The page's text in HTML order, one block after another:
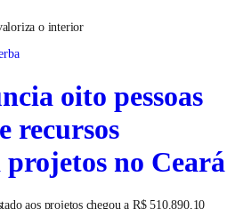
o interior
oito pessoas
recursos
projetos no Ceará
aos projetos chegou a R$ 510.890,10